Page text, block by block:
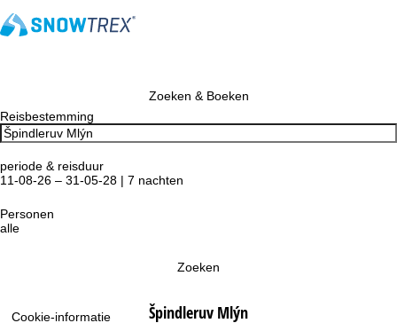
Cookie-informatie
Zoeken & Boeken
Reisbestemming
periode & reisduur
11-08-26 – 31-05-28 | 7 nachten
Personen
alle
Zoeken
Špindleruv Mlýn